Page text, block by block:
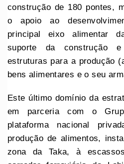
construção de 180 pontes,
o apoio ao
principal eixo
alimentar
suporte da construção
estruturas para a produção
bens alimentares e o seu
Este último domínio da
em parceria com o
plataforma nacional
produção de alimentos,
zona da Taka, à